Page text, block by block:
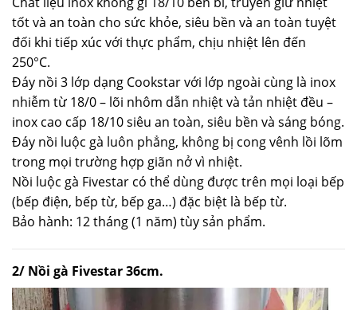
tốt và an toàn cho sức khỏe, siêu bền và an toàn tuyệt
đối khi tiếp xúc với thực phẩm, chịu nhiệt lên đến
250°C.
Đáy nồi 3 lớp dạng Cookstar với lớp ngoài cùng là inox
nhiễm từ 18/0 – lõi nhôm dẫn nhiệt và tản nhiệt đều –
inox cao cấp 18/10 siêu an toàn, siêu bền và sáng bóng.
Đáy nồi luộc gà luôn phẳng, không bị cong vênh lồi lõm
trong mọi trường hợp giãn nở vì nhiệt.
Nồi luộc gà Fivestar có thể dùng được trên mọi loại bếp
(bếp điện, bếp từ, bếp ga…) đặc biệt là bếp từ.
Bảo hành: 12 tháng (1 năm) tùy sản phẩm.
2/ Nồi gà Fivestar 36cm.